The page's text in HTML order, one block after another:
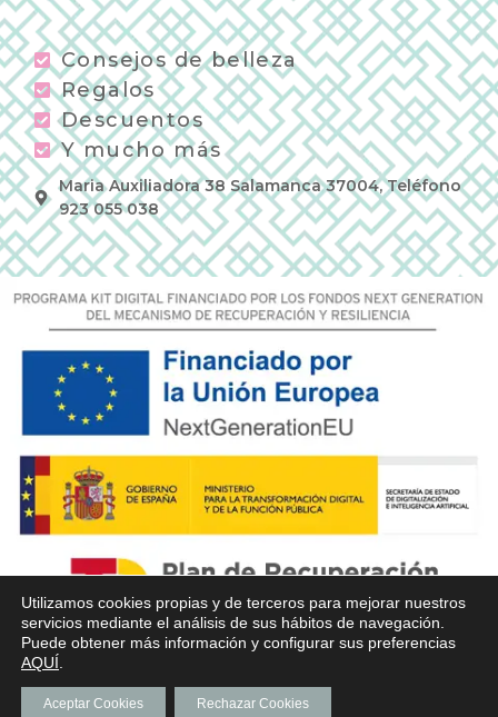
Consejos de belleza
Regalos
Descuentos
Y mucho más
Maria Auxiliadora 38 Salamanca 37004, Teléfono
923 055 038
Utilizamos cookies propias y de terceros para mejorar nuestros
servicios mediante el análisis de sus hábitos de navegación.
Puede obtener más información y configurar sus preferencias
AQUÍ
Aceptar Cookies Rechazar Cookies